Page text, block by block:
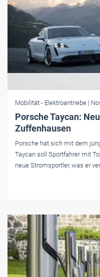
Mobilität - Elektroantriebe |
Porsche Taycan:
Zuffenhausen
Porsche hat sich mit dem
Taycan soll Sportfahrer mit
neue Stromsportler, was er